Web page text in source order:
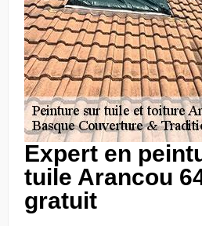
Expert en
tuile Arancou
gratuit